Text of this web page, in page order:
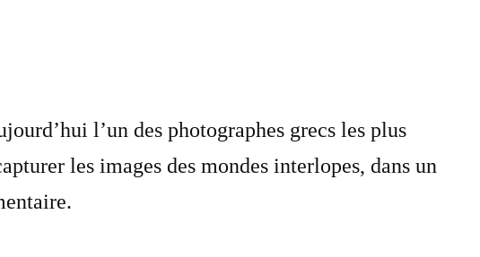
l’un des photographes grecs les plus
les images des mondes interlopes, dans un